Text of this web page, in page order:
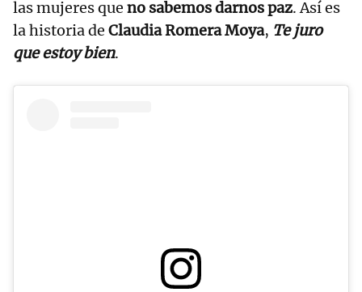
las mujeres que no sabemos darnos paz. Así es
la historia de Claudia Romera Moya, Te juro
que estoy bien.